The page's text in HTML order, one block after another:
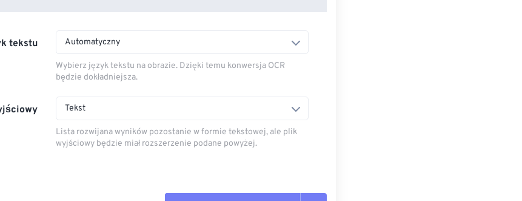
tekstu Automatyczny
Wybierz język tekstu na obrazie. Dzięki temu konwersja OCR
będzie dokładniejsza.
Tekst
Lista rozwijana wyników pozostanie w formie tekstowej, ale plik
wyjściowy będzie miał rozszerzenie podane powyżej.